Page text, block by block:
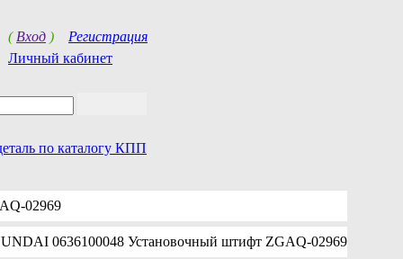
( Вход ) Регистрация
Личный кабинет
по каталогу КПП
02969
0636100048 Установочный штифт ZGAQ-02969